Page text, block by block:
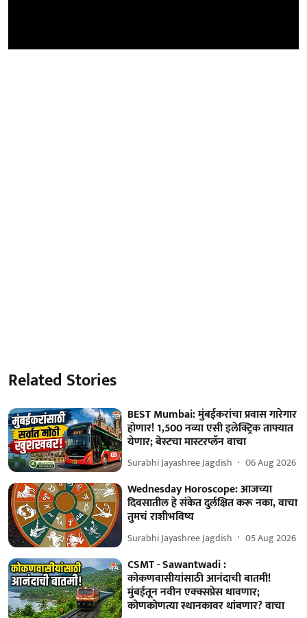
Related Stories
BEST Mumbai: मुंबईकरांचा प्रवास गारेगार
होणार! 1,500 नव्या एसी इलेक्ट्रिक ताफ्यात
येणार; बेस्टचा मास्टरप्लॅन वाचा
Surabhi Jayashree Jagdish 06 Aug 2026
Wednesday Horoscope: आजच्या
दिवसातील हे संकेत दुर्लक्षित करू नका, वाचा
तुमचं राशीभविष्य
Surabhi Jayashree Jagdish 05 Aug 2026
CSMT - Sawantwadi :
कोकणवासीयांसाठी आनंदाची बातमी!
मुंबईतून नवीन एक्क्सप्रेस धावणार;
कोणकोणत्या स्थानकावर थांबणार? वाचा